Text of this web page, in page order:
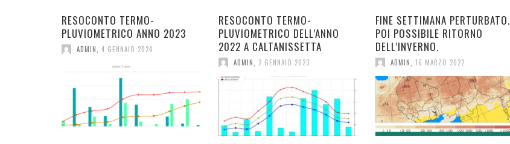
RESOCONTO TERMO-
PLUVIOMETRICO ANNO 2023
ADMIN 4 GENNAIO 2024
RESOCONTO TERMO-
PLUVIOMETRICO DELL’ANNO
2022 A CALTANISSETTA
ADMIN 2 GENNAIO 2023
FINE SETTIMANA PERTURBATO.
POI POSSIBILE RITORNO
DELL’INVERNO.
ADMIN 16 MARZO 2022